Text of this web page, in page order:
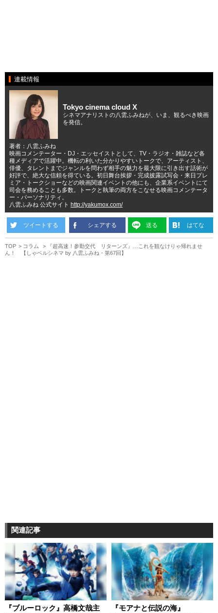
連載情報
Tokyo cinema cloud X
シネマアナリストの八雲ふみねが、いま、観るべき映画
を発信。
著者：八雲ふみね
映画コメンテーター・DJ・エッセイストとして、TV・ラジオ・雑誌など各
種メディアで活躍中。機転の利いた分かりやすいトークで、アーティスト、
俳優、タレントまでジャンルを問わず相手の魅力を最大限に引き出す話術が
好評で、絶大な信頼を得ている。初日舞台挨拶・完成披露試写会・来日プレ
ミア・トークショーなどの映画関連イベントの他にも、企業系イベントにて
司会を務めることも多数。トークと執筆の両方をこなせる映画コメンテータ
ー・パーソナリティ。
八雲ふみね 公式サイト
http://yakumox.com/
ツイートする シェアする 送る はてな
TOP コラム
『超高速！参勤交代 リターンズ』…これを観なけりゃ帰れませ
ん！ 【しゃベルシネマ by 八雲ふみね・第67回】
関連記事
『ブルーロック』高橋文哉主
『モアナと伝説の海』